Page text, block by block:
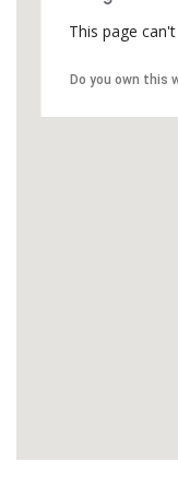
This page
Do you own this